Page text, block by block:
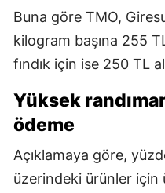
Buna göre TMO,
kilogram başına 255
fındık için ise 250 TL
Yüksek
ödeme
Açıklamaya göre,
üzerindeki ürünler